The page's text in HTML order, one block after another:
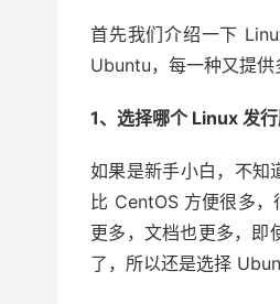
首先我们介绍一下
Ubuntu，每一种又提供
1、选择哪个 Linux 发
如果是新手小白，不知
比 CentOS 方便很多
更多，文档也更多，即
了，所以还是选择